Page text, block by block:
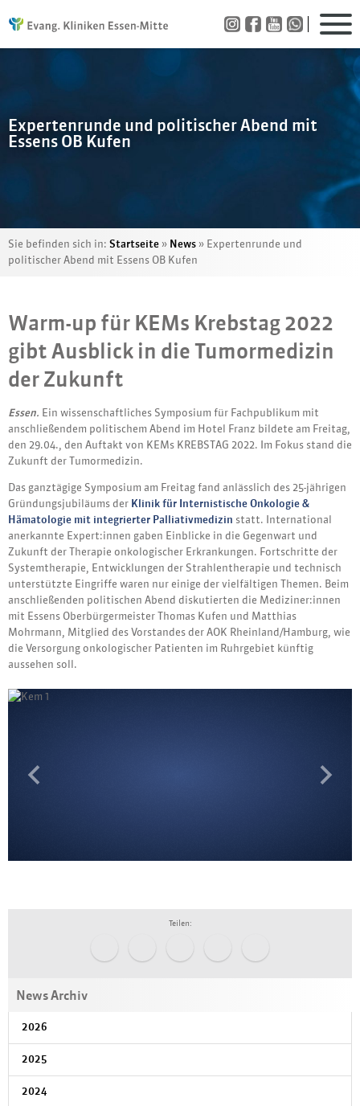
Expertenrunde und politischer Abend mit
Essens OB Kufen
Sie befinden sich in: Startseite » News » Expertenrunde und
politischer Abend mit Essens OB Kufen
Warm-up für KEMs Krebstag 2022
gibt Ausblick in die Tumormedizin
der Zukunft
Essen. Ein wissenschaftliches Symposium für Fachpublikum mit
anschließendem politischem Abend im Hotel Franz bildete am Freitag,
den 29.04., den Auftakt von KEMs KREBSTAG 2022. Im Fokus stand die
Zukunft der Tumormedizin.
Das ganztägige Symposium am Freitag fand anlässlich des 25-jährigen
Gründungsjubiläums der Klinik für Internistische Onkologie &
Hämatologie mit integrierter Palliativmedizin statt. International
anerkannte Expert:innen gaben Einblicke in die Gegenwart und
Zukunft der Therapie onkologischer Erkrankungen. Fortschritte der
Systemtherapie, Entwicklungen der Strahlentherapie und technisch
unterstützte Eingriffe waren nur einige der vielfältigen Themen. Beim
anschließenden politischen Abend diskutierten die Mediziner:innen
mit Essens Oberbürgermeister Thomas Kufen und Matthias
Mohrmann, Mitglied des Vorstandes der AOK Rheinland/Hamburg, wie
die Versorgung onkologischer Patienten im Ruhrgebiet künftig
aussehen soll.
Previous Next
Teilen:
News Archiv
2026
2025
2024